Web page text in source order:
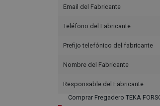
Email del Fabricante
Teléfono del Fabricante
Prefijo telefónico del fabricante
Nombre del Fabricante
Responsable del Fabricante
Comprar Fregadero TEKA